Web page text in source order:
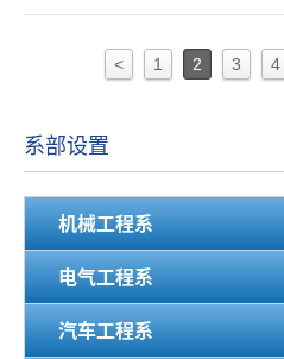
研讨。 活动中陈镜羽老师结合旅游...
< 1 2 3 4
系部设置
机械工程系
电气工程系
汽车工程系